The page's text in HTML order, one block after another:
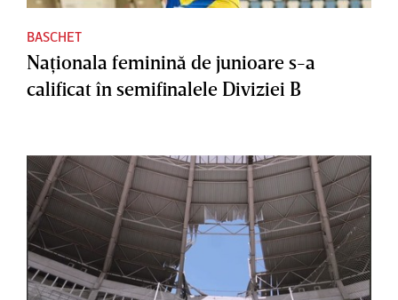
BASCHET
Naţionala feminină de junioare s-a
calificat în semifinalele Diviziei B